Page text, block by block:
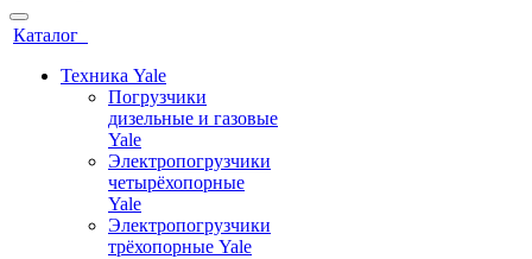
Каталог
Техника Yale
Погрузчики
дизельные и газовые
Yale
Электропогрузчики
четырёхопорные
Yale
Электропогрузчики
трёхопорные Yale